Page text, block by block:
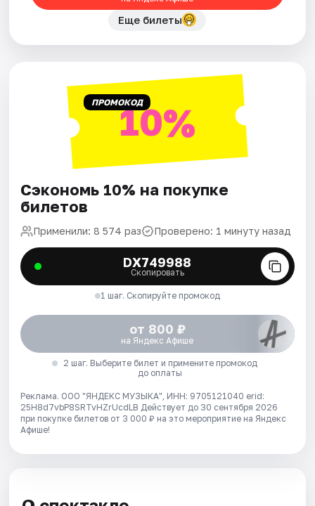
Еще билеты
ПРОМОКОД10%
Сэкономь 10% на покупке
билетов
Применили: 8 574 раз Проверено: 1 минуту назад
DX749988
Скопировать
1 шаг. Скопируйте промокод
от 800 ₽
на Яндекс Афише
2 шаг. Выберите билет и примените промокод
до оплаты
Реклама. ООО "ЯНДЕКС МУЗЫКА", ИНН: 9705121040 erid:
25H8d7vbP8SRTvHZrUcdLB Действует до 30 сентября 2026
при покупке билетов от 3 000 ₽ на это мероприятие на Яндекс
Афише!